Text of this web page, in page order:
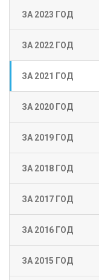
ЗА 2023 ГОД
ЗА 2022 ГОД
ЗА 2021 ГОД
ЗА 2020 ГОД
ЗА 2019 ГОД
ЗА 2018 ГОД
ЗА 2017 ГОД
ЗА 2016 ГОД
ЗА 2015 ГОД